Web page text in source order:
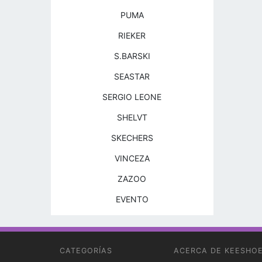
PUMA
RIEKER
S.BARSKI
SEASTAR
SERGIO LEONE
SHELVT
SKECHERS
VINCEZA
ZAZOO
EVENTO
CATEGORÍAS ACERCA DE